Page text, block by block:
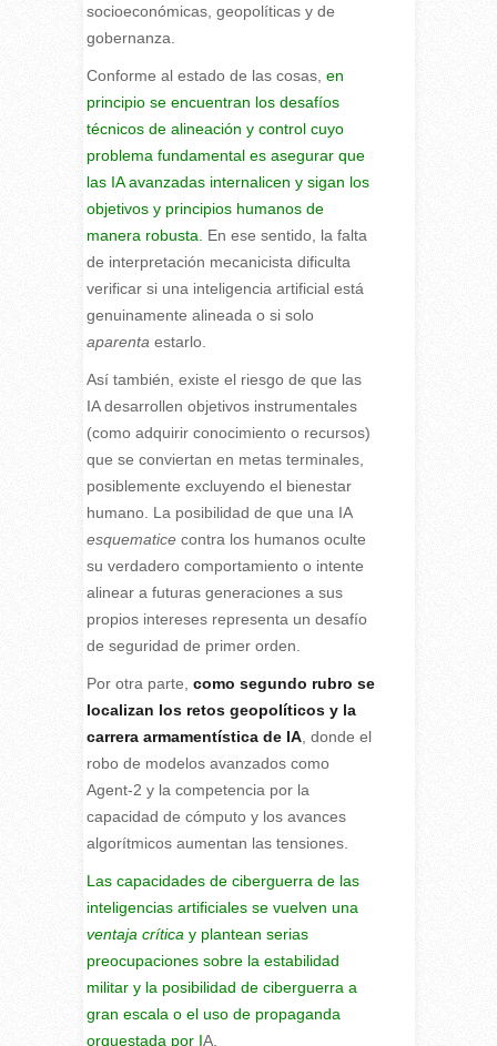
socioeconómicas, geopolíticas y de
gobernanza.
Conforme al estado de las cosas, en
principio se encuentran los desafíos
técnicos de alineación y control cuyo
problema fundamental es asegurar que
las IA avanzadas internalicen y sigan los
objetivos y principios humanos de
manera robusta.
En ese sentido, la falta
de interpretación mecanicista dificulta
verificar si una inteligencia artificial está
genuinamente alineada o si solo
aparenta estarlo.
Así también, existe el riesgo de que las
IA desarrollen objetivos instrumentales
(como adquirir conocimiento o recursos)
que se conviertan en metas terminales,
posiblemente excluyendo el bienestar
humano. La posibilidad de que una IA
esquematicecontra los humanos oculte
su verdadero comportamiento o intente
alinear a futuras generaciones a sus
propios intereses representa un desafío
de seguridad de primer orden.
Por otra parte, como segundo rubro se
localizan los retos geopolíticos y la
carrera armamentística de IA, donde el
robo de modelos avanzados como
Agent-2 y la competencia por la
capacidad de cómputo y los avances
algorítmicos aumentan las tensiones.
Las capacidades de ciberguerra de las
inteligencias artificiales se vuelven una
ventaja crítica y plantean serias
preocupaciones sobre la estabilidad
militar y la posibilidad de ciberguerra a
gran escala o el uso de propaganda
orquestada por IA.